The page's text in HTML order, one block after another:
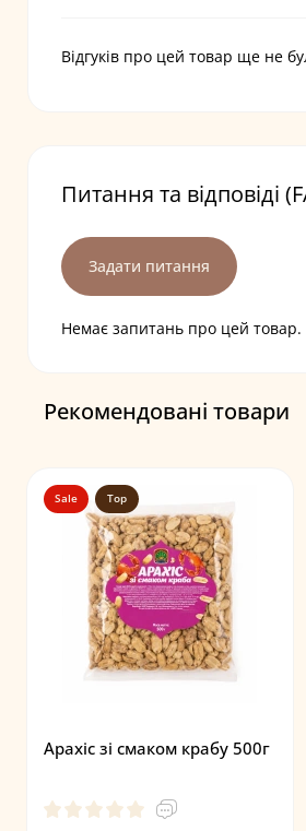
Відгуків про цей товар ще не
Питання та відповіді
Задати питання
Немає запитань про цей товар.
Рекомендовані товари
Sale Top
Арахіс зі смаком крабу 500г